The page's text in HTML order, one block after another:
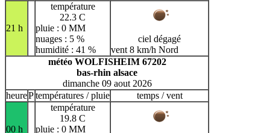
21 h
température
22.3 C
pluie : 0 MM
nuages : 5 %
humidité : 41 %
ciel dégagé
vent 8 km/h Nord
météo WOLFISHEIM 67202
bas-rhin alsace
dimanche 09 aout 2026
heurePtempératures / pluie temps / vent
00 h
température
19.8 C
pluie : 0 MM